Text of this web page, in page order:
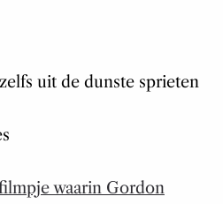
uit de dunste sprieten
waarin Gordon